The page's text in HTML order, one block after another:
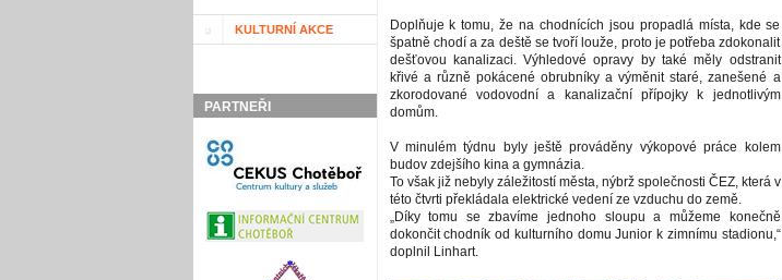
KULTURNÍ AKCE
PARTNEŘI
Doplňuje k tomu, že na chodnících jsou propadlá místa, kde se
špatně chodí a za deště se tvoří louže, proto je potřeba zdokonalit
dešťovou kanalizaci. Výhledové opravy by také měly odstranit
křivé a různě pokácené obrubníky a výměnit staré, zanešené a
zkorodované vodovodní a kanalizační přípojky k jednotlivým
domům.
V minulém týdnu byly ještě prováděny výkopové práce kolem
budov zdejšího kina a gymnázia.
To však již nebyly záležitostí města, nýbrž společnosti ČEZ, která v
této čtvrti překládala elektrické vedení ze vzduchu do země.
„Díky tomu se zbavíme jednoho sloupu a můžeme konečně
dokončit chodník od kulturního domu Junior k zimnímu stadionu,“
doplnil Linhart.